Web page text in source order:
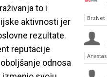
to i
aktivnosti jer
rezultate.
reputacije
odnosa
BrzNet